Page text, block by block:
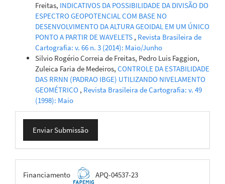
Freitas, INDICATIVOS DA POSSIBILIDADE DA DIVISÃO DO
ESPECTRO GEOPOTENCIAL COM BASE NO
DESENVOLVIMENTO DA ALTURA GEOIDAL EM UM ÚNICO
PONTO A PARTIR DE WAVELETS , Revista Brasileira de
Cartografia: v. 66 n. 3 (2014): Maio/Junho
Silvio Rogério Correia de Freitas, Pedro Luis Faggion,
Zuleica Faria de Medeiros, CONTROLE DA ESTABILIDADE
DAS RRNN (PADRAO IBGE) UTILIZANDO NIVELAMENTO
GEOMÉTRICO , Revista Brasileira de Cartografia: v. 49
(1998): Maio
Enviar
Submissão
Enviar Submissão
FAPEMIG
Financiamento APQ-04537-23